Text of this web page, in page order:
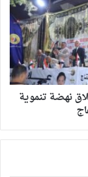
نهضة تنموية